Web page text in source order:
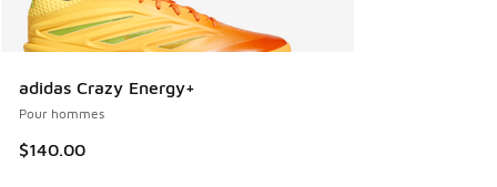
adidas Crazy Energy+
Pour hommes
$140.00